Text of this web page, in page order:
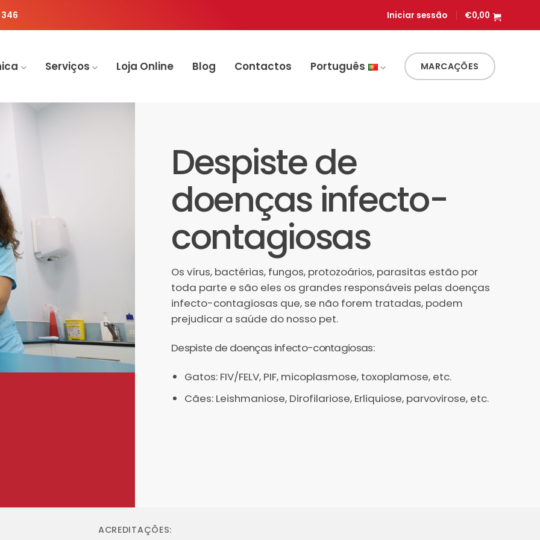
346 Iniciar sessão €0,00
Serviços Loja Online Blog Contactos Português MARCAÇÕES
Despiste de
doenças infecto-
contagiosas
Os vírus, bactérias, fungos, protozoários, parasitas estão por
toda parte e são eles os grandes responsáveis pelas doenças
infecto-contagiosas que, se não forem tratadas, podem
prejudicar a saúde do nosso pet.
Despiste de doenças infecto-contagiosas:
Gatos: FIV/FELV, PIF, micoplasmose, toxoplamose, etc.
Cães: Leishmaniose, Dirofilariose, Erliquiose, parvovirose, etc.
ACREDITAÇÕES: